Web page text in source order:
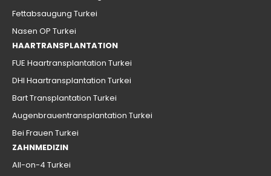
Fettabsaugung Turkei
Nasen OP Turkei
HAARTRANSPLANTATION
FUE Haartransplantation Turkei
DHI Haartransplantation Turkei
Bart Transplantation Turkei
Augenbrauentransplantation Turkei
Bei Frauen Turkei
ZAHNMEDIZIN
All-on-4 Turkei